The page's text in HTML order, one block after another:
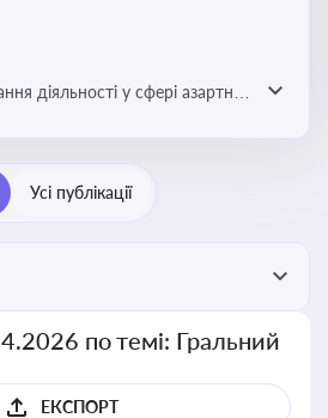
діяльності у сфері азартних
Усі публікації
по темі: Гральний
ЕКСПОРТ